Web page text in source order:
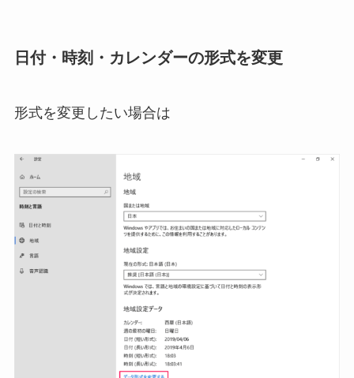
日付・時刻・カレンダーの形式を変更
形式を変更したい場合は